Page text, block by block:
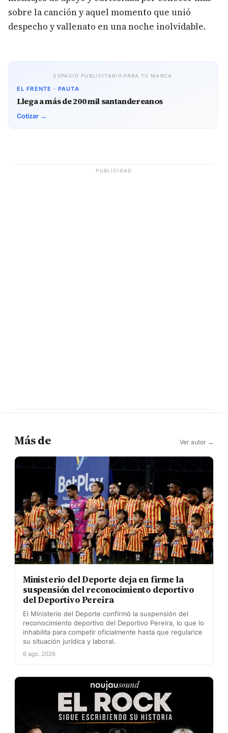
sobre la canción y aquel momento que unió
despecho y vallenato en una noche inolvidable.
ESPACIO PUBLICITARIO PARA TU MARCA
EL FRENTE · PAUTA
Llega a más de 200 mil santandereanos
Cotizar →
PUBLICIDAD
Más de Ver autor →
Ministerio del Deporte deja en firme la
suspensión del reconocimiento deportivo
del Deportivo Pereira
El Ministerio del Deporte confirmó la suspensión del
reconocimiento deportivo del Deportivo Pereira, lo que lo
inhabilita para competir oficialmente hasta que regularice
su situación jurídica y laboral.
6 ago. 2026